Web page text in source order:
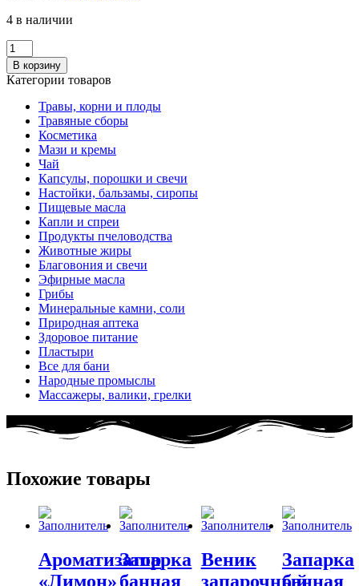
4 в наличии
Количество
Веник
Полынь
лимонная
В корзину
Категории товаров
Травы, корни и плоды
Травяные сборы
Косметика
Мази и кремы
Чай
Капсулы, порошки и свечи
Настойки, бальзамы, сиропы
Пищевые масла
Капли и спреи
Продукты пчеловодства
Животные жиры
Благовония и свечи
Эфирные масла
Грибы
Минеральные камни, соли
Природная аптека
Здоровое питание
Пластыри
Все для бани
Народные промыслы
Массажеры, валики, грелки​
Похожие товары
Ароматизатор
«Лимон»
Запарка
банная
Веник
запарочный
Запарка
банная